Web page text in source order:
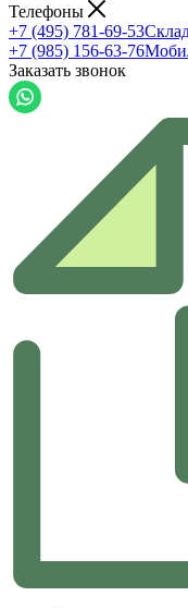
Телефоны
+7 (495) 781-69-53
+7 (985) 156-63-76
Заказать звонок